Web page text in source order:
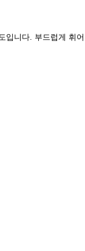
입니다. 부드럽게 휘어